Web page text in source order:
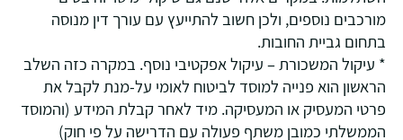
מורכבים נוספים, ולכן חשוב להתייעץ עם עורך דין מנוסה
בתחום גביית החובות.
* עיקול המשכורת – עיקול אפקטיבי נוסף. במקרה כזה השלב
הראשון הוא פנייה למוסד לביטוח לאומי על-מנת לקבל את
פרטי המעסיק או המעסיקה. מיד לאחר קבלת המידע (והמוסד
הממשלתי כמובן משתף פעולה עם הדרישה על פי חוק)